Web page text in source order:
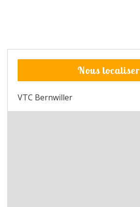
Nous localiser
VTC Bernwiller